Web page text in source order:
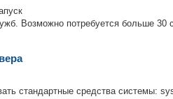
Возможно потребуется больше 30
стандартные средства системы: